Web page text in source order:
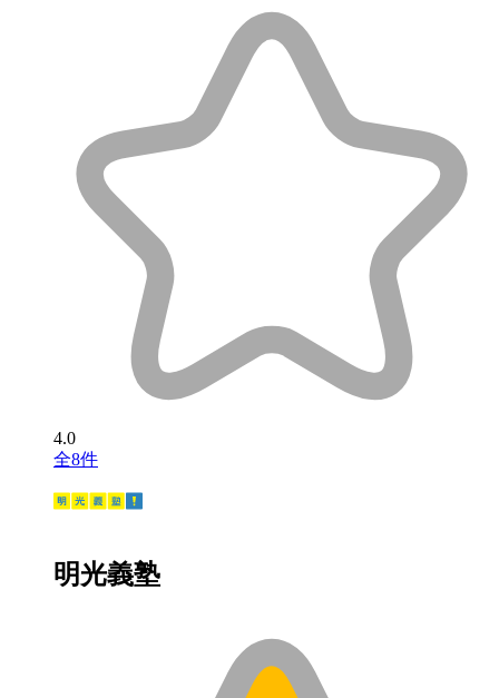
4.0
全8件
明光義塾